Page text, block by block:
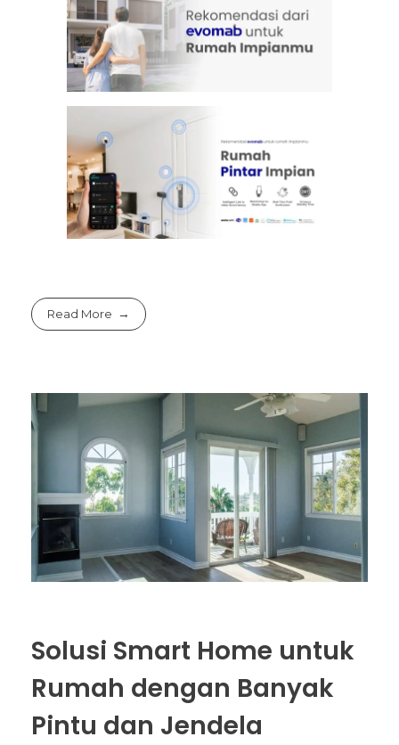
Read More
Solusi Smart Home untuk
Rumah dengan Banyak
Pintu dan Jendela